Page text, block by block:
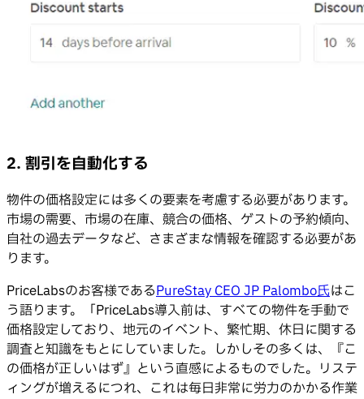
2. 割引を自動化する
物件の価格設定には多くの要素を考慮する必要があります。
市場の需要、市場の在庫、競合の価格、ゲストの予約傾向、
自社の過去データなど、さまざまな情報を確認する必要があ
ります。
PriceLabsのお客様であるPureStay CEO JP Palombo氏はこ
う語ります。「PriceLabs導入前は、すべての物件を手動で
価格設定しており、地元のイベント、繁忙期、休日に関する
調査と知識をもとにしていました。しかしその多くは、『こ
の価格が正しいはず』という直感によるものでした。リステ
ィングが増えるにつれ、これは毎日非常に労力のかかる作業